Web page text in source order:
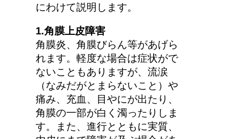
リンパに転移した場合、
余命って極端に短くなる
の？
トマトの収穫、なぜ実が
割れるのか？
にわけて説明します。
1.角膜上皮障害
角膜炎、角膜びらん等があげら
れます。軽度な場合は症状がで
ないこともありますが、流涙
（なみだがとまらないこと）や
痛み、充血、目やにが出たり、
角膜の一部が白く濁ったりしま
す。また、進行とともに実質、